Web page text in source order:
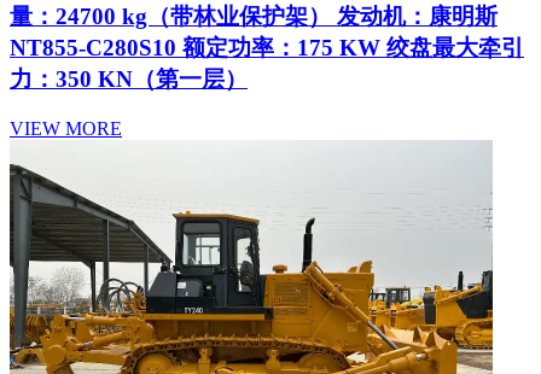
量：24700 kg（带林业保护架） 发动机：康明斯
NT855-C280S10 额定功率：175 KW 绞盘最大牵引
力：350 KN（第一层）
VIEW MORE